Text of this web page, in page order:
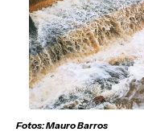
Fotos: Mauro Barros